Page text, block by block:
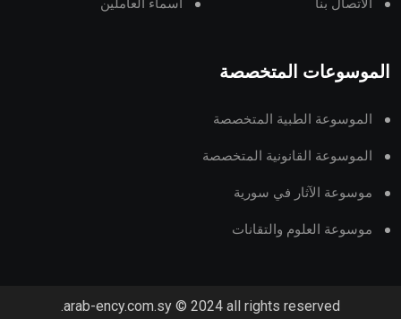
الاتصال بنا أسماء العاملين
الموسوعات المتخصصة
الموسوعة الطبية المتخصصة
الموسوعة القانونية المتخصصة
موسوعة الآثار في سورية
موسوعة العلوم والتقانات
arab-ency.com.sy © 2024 all rights reserved.